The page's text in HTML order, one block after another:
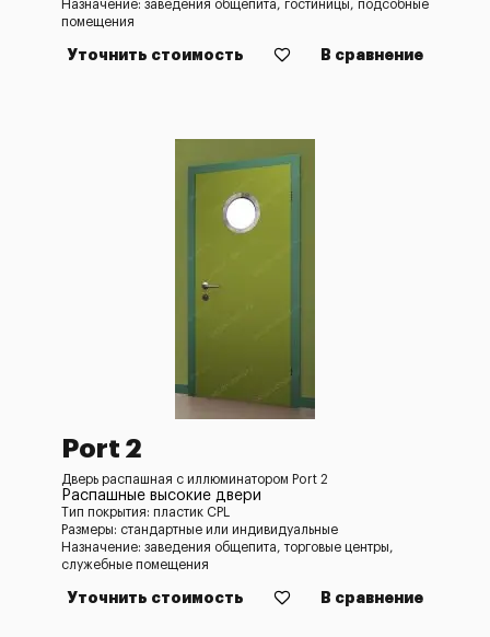
Назначение: заведения общепита, гостиницы, подсобные
помещения
Уточнить стоимость В сравнение
Port 2
Дверь распашная с иллюминатором Port 2
Распашные высокие двери
Тип покрытия: пластик CPL
Размеры: стандартные или индивидуальные
Назначение: заведения общепита, торговые центры,
служебные помещения
Уточнить стоимость В сравнение